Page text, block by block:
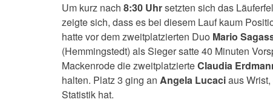
Um kurz nach 8:30 Uhrsetzten sich das
zeigte sich, dass es bei diesem Lauf kaum
hatte vor dem zweitplatzierten Duo Mario
(Hemmingstedt) als Sieger satte 40 Minuten
Mackenrode die zweitplatzierteClaudia
halten. Platz 3 ging an Angela Lucaciaus
Statistik hat.